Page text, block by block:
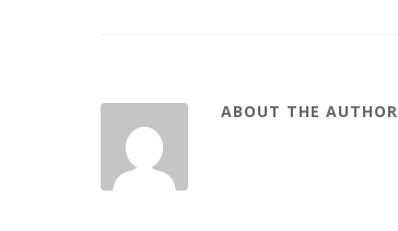
ABOUT THE AUTHOR